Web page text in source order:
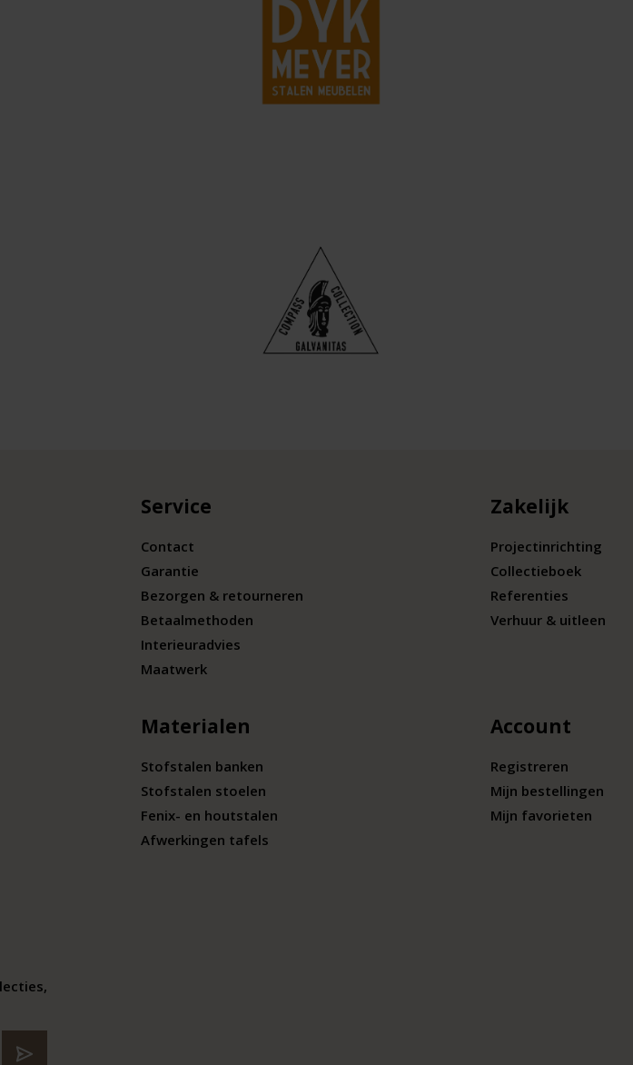
Service
Contact
Garantie
Bezorgen & retourneren
Betaalmethoden
Interieuradvies
Maatwerk
Materialen
Stofstalen banken
Stofstalen stoelen
Fenix- en houtstalen
Afwerkingen tafels
Zakelijk
Projectinrichting
Collectieboek
Referenties
Verhuur & uitleen
Account
Registreren
Mijn bestellingen
Mijn favorieten